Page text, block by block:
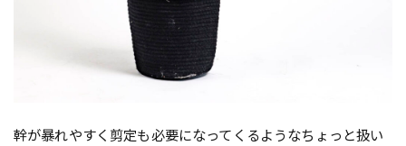
幹が暴れやすく剪定も必要になってくるようなちょっと扱い